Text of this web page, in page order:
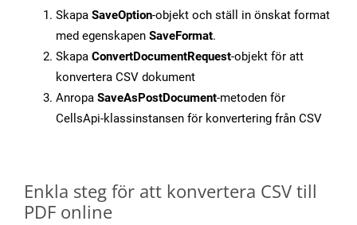
Skapa SaveOption-objekt och ställ in önskat format
med egenskapen SaveFormat.
Skapa ConvertDocumentRequest-objekt för att
konvertera CSV dokument
Anropa SaveAsPostDocument-metoden för
CellsApi-klassinstansen för konvertering från CSV
Enkla steg för att konvertera CSV till
PDF online